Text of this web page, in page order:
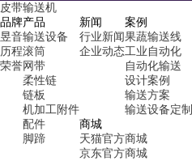
皮带输送机
品牌
昱音
历程
荣誉
产品
输送设备
滚筒
网带
柔性链
链板
机加工附件
配件
脚蹄
新闻
行业新闻
企业动态
案例
果蔬输送线
工业自动化
自动化输送
设计案例
输送方案
输送设备定制
商城
天猫官方商城
京东官方商城